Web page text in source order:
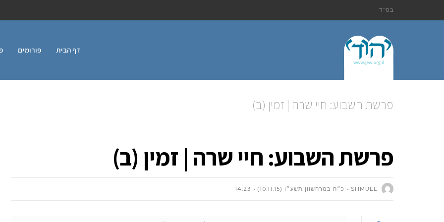
בס"ד
דף הבית פורומים
פרשת השבוע: חיי שרה | זמין (ב)
פרשת השבוע: חיי שרה | זמין (ב)
כ״ח במרחשוון תשע״ו (10.11.15) 14:23